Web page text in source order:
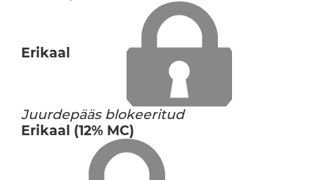
Erikaal
Juurdepääs blokeeritud
Erikaal (12% MC)